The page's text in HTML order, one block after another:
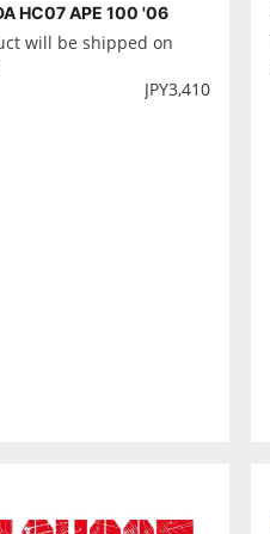
HC07 APE 100 '06
will be shipped on
JPY3,410